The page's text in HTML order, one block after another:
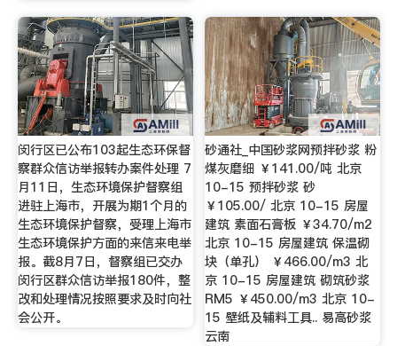
闵行区已公布103起生态环保督
察群众信访举报转办案件处理 7
月11日，生态环境保护督察组
进驻上海市，开展为期1个月的
生态环境保护督察，受理上海市
生态环境保护方面的来信来电举
报。截8月7日，督察组已交办
闵行区群众信访举报180件，整
改和处理情况按照要求及时向社
会公开。
砂通社_中国砂浆网预拌砂浆 粉
煤灰磨细 ￥141.00/吨 北京
10-15 预拌砂浆 砂
￥105.00/ 北京 10-15 房屋
建筑 素面石膏板 ￥34.70/m2
北京 10-15 房屋建筑 保温砌
块（单孔） ￥466.00/m3 北
京 10-15 房屋建筑 砌筑砂浆
RM5 ￥450.00/m3 北京 10-
15 壁纸及辅料工具.. 易高砂浆
云南